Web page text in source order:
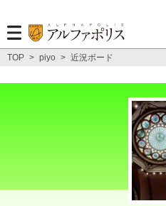
TOP > piyo > 近況ボード